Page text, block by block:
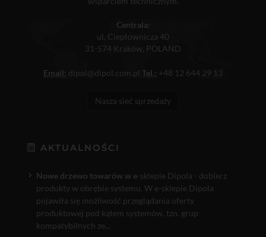
Centrala:
ul. Ciepłownicza 40
31-574 Kraków, POLAND
Email: dipol@dipol.com.pl Tel.: +48 12 644 29 13
Nasza sieć sprzedaży
AKTUALNOŚCI
Nowe drzewo towarów w e-sklepie Dipola - dobierz
produkty w obrębie systemu. W e-sklepie Dipola
pojawiła się możliwość przeglądania oferty
produktowej pod kątem systemów, tzn. grup
kompatybilnych ze...